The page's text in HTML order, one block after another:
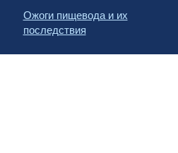
Ожоги пищевода и их
последствия